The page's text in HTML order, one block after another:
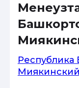
Республика